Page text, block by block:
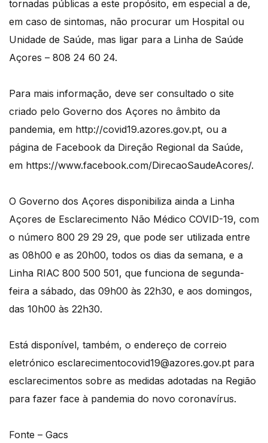
tornadas públicas a este propósito, em especial a de,
em caso de sintomas, não procurar um Hospital ou
Unidade de Saúde, mas ligar para a Linha de Saúde
Açores – 808 24 60 24.
Para mais informação, deve ser consultado o site
criado pelo Governo dos Açores no âmbito da
pandemia, em http://covid19.azores.gov.pt, ou a
página de Facebook da Direção Regional da Saúde,
em https://www.facebook.com/DirecaoSaudeAcores/.
O Governo dos Açores disponibiliza ainda a Linha
Açores de Esclarecimento Não Médico COVID-19, com
o número 800 29 29 29, que pode ser utilizada entre
as 08h00 e as 20h00, todos os dias da semana, e a
Linha RIAC 800 500 501, que funciona de segunda-
feira a sábado, das 09h00 às 22h30, e aos domingos,
das 10h00 às 22h30.
Está disponível, também, o endereço de correio
eletrónico esclarecimentocovid19@azores.gov.pt para
esclarecimentos sobre as medidas adotadas na Região
para fazer face à pandemia do novo coronavírus.
Fonte – Gacs